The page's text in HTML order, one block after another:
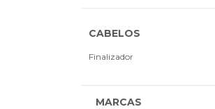
CABELOS
Finalizador
MARCAS